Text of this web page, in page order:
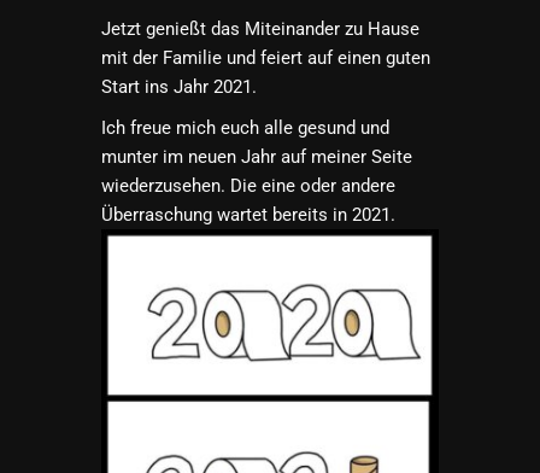
Jetzt genießt das Miteinander zu Hause
mit der Familie und feiert auf einen guten
Start ins Jahr 2021.
Ich freue mich euch alle gesund und
munter im neuen Jahr auf meiner Seite
wiederzusehen. Die eine oder andere
Überraschung wartet bereits in 2021.